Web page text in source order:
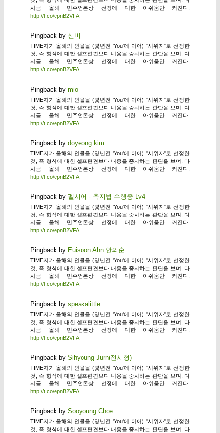
시금 올해 민주언론상 선정에 대한 아쉬움만 커진다.
http://t.co/epnB2VFA
Pingback by 신비
TIME지가 올해의 인물을 (몇년전 'You'에 이어) "시위자"로 선정한
것, 즉 형식에 대한 셀프편견보다 내용을 중시하는 판단을 보며, 다
시금 올해 민주언론상 선정에 대한 아쉬움만 커진다.
http://t.co/epnB2VFA
Pingback by mio
TIME지가 올해의 인물을 (몇년전 'You'에 이어) "시위자"로 선정한
것, 즉 형식에 대한 셀프편견보다 내용을 중시하는 판단을 보며, 다
시금 올해 민주언론상 선정에 대한 아쉬움만 커진다.
http://t.co/epnB2VFA
Pingback by doyeong kim
TIME지가 올해의 인물을 (몇년전 'You'에 이어) "시위자"로 선정한
것, 즉 형식에 대한 셀프편견보다 내용을 중시하는 판단을 보며, 다
시금 올해 민주언론상 선정에 대한 아쉬움만 커진다.
http://t.co/epnB2VFA
Pingback by 펠시어 - 축지법 수행중 Lv4
TIME지가 올해의 인물을 (몇년전 'You'에 이어) "시위자"로 선정한
것, 즉 형식에 대한 셀프편견보다 내용을 중시하는 판단을 보며, 다
시금 올해 민주언론상 선정에 대한 아쉬움만 커진다.
http://t.co/epnB2VFA
Pingback by Euisoon Ahn 안의순
TIME지가 올해의 인물을 (몇년전 'You'에 이어) "시위자"로 선정한
것, 즉 형식에 대한 셀프편견보다 내용을 중시하는 판단을 보며, 다
시금 올해 민주언론상 선정에 대한 아쉬움만 커진다.
http://t.co/epnB2VFA
Pingback by speakalittle
TIME지가 올해의 인물을 (몇년전 'You'에 이어) "시위자"로 선정한
것, 즉 형식에 대한 셀프편견보다 내용을 중시하는 판단을 보며, 다
시금 올해 민주언론상 선정에 대한 아쉬움만 커진다.
http://t.co/epnB2VFA
Pingback by Sihyoung Jurn(전시형)
TIME지가 올해의 인물을 (몇년전 'You'에 이어) "시위자"로 선정한
것, 즉 형식에 대한 셀프편견보다 내용을 중시하는 판단을 보며, 다
시금 올해 민주언론상 선정에 대한 아쉬움만 커진다.
http://t.co/epnB2VFA
Pingback by Sooyoung Choe
TIME지가 올해의 인물을 (몇년전 'You'에 이어) "시위자"로 선정한
것, 즉 형식에 대한 셀프편견보다 내용을 중시하는 판단을 보며, 다